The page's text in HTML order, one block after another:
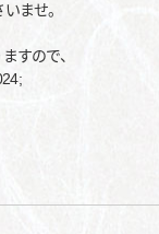
ませ。
すので、